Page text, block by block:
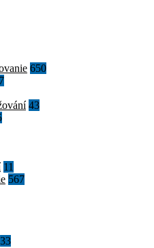
650
43
11
567
33